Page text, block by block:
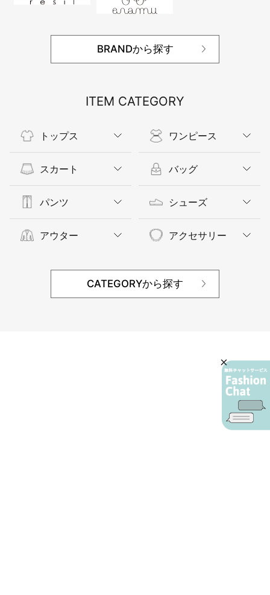
BRANDから探す
ITEM CATEGORY
トップス
スカート
パンツ
アウター
ワンピース
バッグ
シューズ
アクセサリー
CATEGORYから探す